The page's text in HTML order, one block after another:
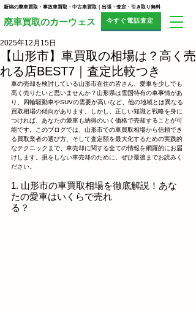
今すぐ電話査定
​廃車買取のカーウェス
新潟の廃車買取・事故車買取・中古車買取｜出張・査定・引き取り無料
【山形市】車買取の相場は？高く売
れる店BEST7｜査定比較つき
2025年12月15日
車の売却を検討している山形市在住の皆さん、愛車を少しでも
高く売りたいと思いませんか？山形県は雪国特有の車事情があ
り、四輪駆動車やSUVの需要が高いなど、他の地域とは異なる
買取相場の傾向があります。しかし、正しい知識と戦略を身に
つければ、あなたの愛車も納得のいく価格で売却することが可
能です。このブログでは、山形市での車買取相場から信頼でき
る買取業者の選び方、そして査定額を最大化するための実践的
なテクニックまで、車売却に関する全ての情報を網羅的にお届
けします。損をしない車売却のために、ぜひ最後までお読みく
ださい。
1. 山形市の車買取相場を徹底解説！あな
たの愛車はいくらで売れ
る？